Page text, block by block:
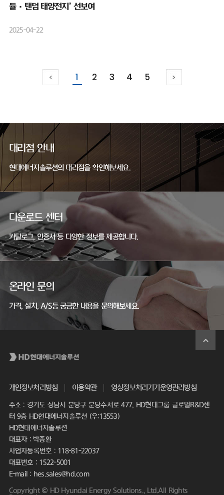
듈·탠덤 태양전지’ 선보여
2025-04-22
1 2 3 4 5
대리점 안내
현대에너지솔루션의 대리점을 확인해보세요.
다운로드 센터
카탈로그, 인증서 등 다양한 정보를 제공합니다.
온라인 문의
가격, 설치, A/S등 궁금한 내용을 문의해보세요.
개인정보처리방침 이용약관 영상정보처리기기운영관리방침
주소 : 경기도 성남시 분당구 분당수서로 477, HD현대그룹 글로벌R&D센
터 9층 HD현대에너지솔루션 (우:13553)
HD현대에너지솔루션
대표자 : 박종환
사업자등록번호 : 118-81-22037
대표번호 : 1522-5001
E-mail : hes.sales@hd.com
Copyright © HD Hyundai Energy Solutions., Ltd.All Rights